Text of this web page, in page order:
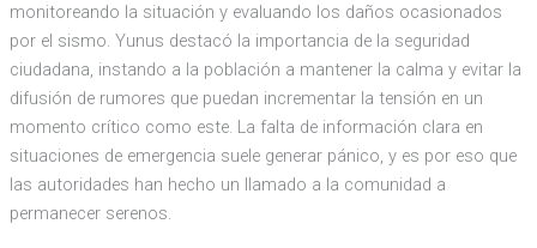
monitoreando la situación y evaluando los daños ocasionados
por el sismo. Yunus destacó la importancia de la seguridad
ciudadana, instando a la población a mantener la calma y evitar la
difusión de rumores que puedan incrementar la tensión en un
momento crítico como este. La falta de información clara en
situaciones de emergencia suele generar pánico, y es por eso que
las autoridades han hecho un llamado a la comunidad a
permanecer serenos.